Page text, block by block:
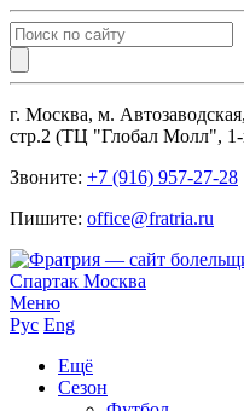
г. Москва, м.
стр.2 (ТЦ "Глобал Молл",
Звоните: +7 (916) 957-27-28
Пишите: office@fratria.ru
Меню
Рус Eng
Ещё
Сезон